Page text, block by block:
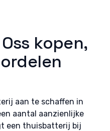
kopen,
aan te schaffen in
aantal aanzienlijke
een thuisbatterij bij